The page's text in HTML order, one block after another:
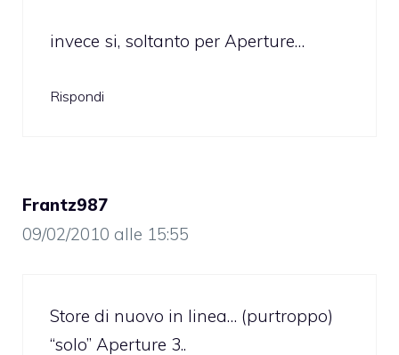
invece si, soltanto per Aperture…
Rispondi
Frantz987
09/02/2010 alle 15:55
Store di nuovo in linea… (purtroppo)
“solo” Aperture 3..